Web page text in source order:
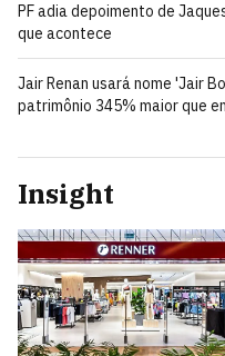
PF adia depoimento de
que acontece
Jair Renan usará nome 'Jair
patrimônio 345% maior que
Insight